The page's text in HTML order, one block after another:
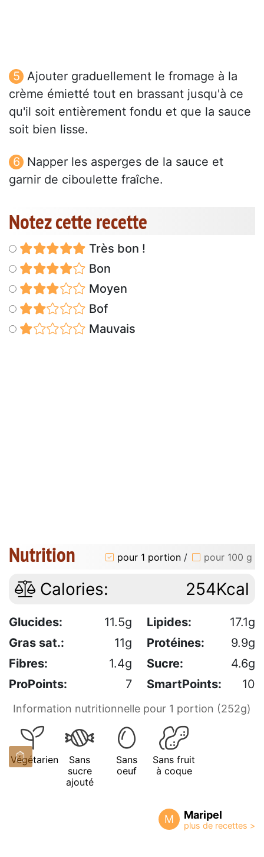
Ajouter graduellement le fromage à la
crème émietté tout en brassant jusqu'à ce
qu'il soit entièrement fondu et que la sauce
soit bien lisse.
Napper les asperges de la sauce et
garnir de ciboulette fraîche.
Notez cette recette
Très bon !
Bon
Moyen
Bof
Mauvais
Nutrition pour 1 portion / pour 100 g
Calories: 254Kcal
Glucides: 11.5g Lipides:
17.1g
Gras sat.:
11g Protéines:
9.9g
Fibres:
1.4g Sucre:
4.6g
ProPoints:
7 SmartPoints: 10
Information nutritionnelle pour 1 portion (252g)
Végétarien
Sans
sucre
ajouté
Sans
oeuf
Sans fruit
à coque
M Maripel